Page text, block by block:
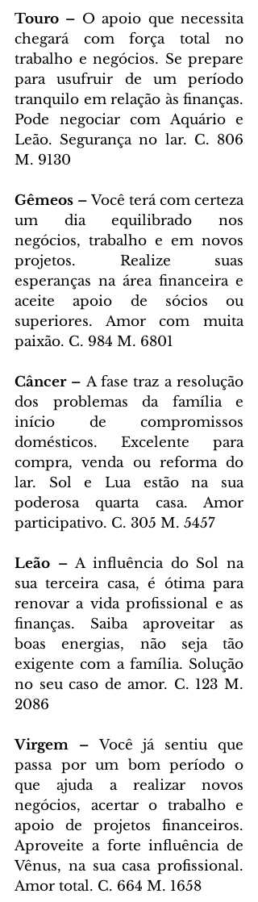
Touro – O apoio que necessita
chegará com força total no
trabalho e negócios. Se prepare
para usufruir de um período
tranquilo em relação às finanças.
Pode negociar com Aquário e
Leão. Segurança no lar. C. 806
M. 9130
Gêmeos – Você terá com certeza
um dia equilibrado nos
negócios, trabalho e em novos
projetos. Realize suas
esperanças na área financeira e
aceite apoio de sócios ou
superiores. Amor com muita
paixão. C. 984 M. 6801
Câncer – A fase traz a resolução
dos problemas da família e
início de compromissos
domésticos. Excelente para
compra, venda ou reforma do
lar. Sol e Lua estão na sua
poderosa quarta casa. Amor
participativo. C. 305 M. 5457
Leão – A influência do Sol na
sua terceira casa, é ótima para
renovar a vida profissional e as
finanças. Saiba aproveitar as
boas energias, não seja tão
exigente com a família. Solução
no seu caso de amor. C. 123 M.
2086
Virgem – Você já sentiu que
passa por um bom período o
que ajuda a realizar novos
negócios, acertar o trabalho e
apoio de projetos financeiros.
Aproveite a forte influência de
Vênus, na sua casa profissional.
Amor total. C. 664 M. 1658